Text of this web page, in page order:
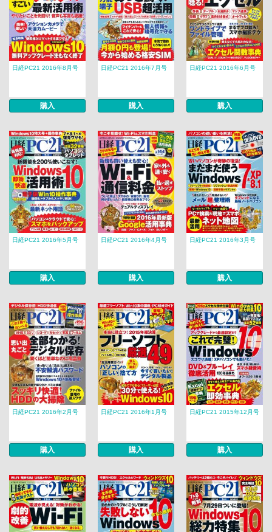
日経PC21 2016年8月号
購入
日経PC21 2016年7月号
購入
日経PC21 2016年6月号
購入
日経PC21 2016年5月号
購入
日経PC21 2016年4月号
購入
日経PC21 2016年3月号
購入
日経PC21 2016年2月号
購入
日経PC21 2016年1月号
購入
日経PC21 2015年12月号
購入